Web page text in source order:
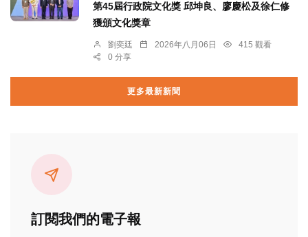
第45屆行政院文化獎 邱坤良、廖慶松及徐仁修
獲頒文化獎章
劉奕廷 2026年八月06日
415 觀看
0 分享
更多最新新聞
訂閱我們的電子報